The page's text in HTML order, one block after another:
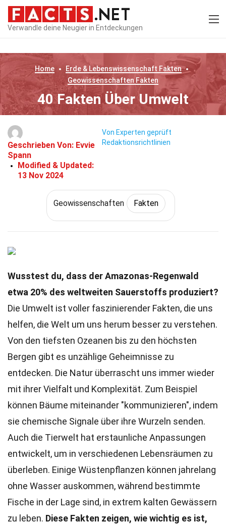
Verwandle deine Neugier in Entdeckungen
Home Erde & Lebenswissenschaft Fakten
Geowissenschaften Fakten
40 Fakten Über Umwelt
Geschrieben Von: Evvie
Spann
Modified & Updated:
13 Nov 2024
Von Experten geprüft
Redaktionsrichtlinien
Geowissenschaften Fakten
Wusstest du, dass der Amazonas-Regenwald
etwa 20% des weltweiten Sauerstoffs produziert?
Die Umwelt ist voller faszinierender Fakten, die uns
helfen, die Welt um uns herum besser zu verstehen.
Von den tiefsten Ozeanen bis zu den höchsten
Bergen gibt es unzählige Geheimnisse zu
entdecken. Die Natur überrascht uns immer wieder
mit ihrer Vielfalt und Komplexität. Zum Beispiel
können Bäume miteinander "kommunizieren", indem
sie chemische Signale über ihre Wurzeln senden.
Auch die Tierwelt hat erstaunliche Anpassungen
entwickelt, um in verschiedenen Lebensräumen zu
überleben. Einige Wüstenpflanzen können jahrelang
ohne Wasser auskommen, während bestimmte
Fische in der Lage sind, in extrem kalten Gewässern
zu leben. Diese Fakten zeigen, wie wichtig es ist,